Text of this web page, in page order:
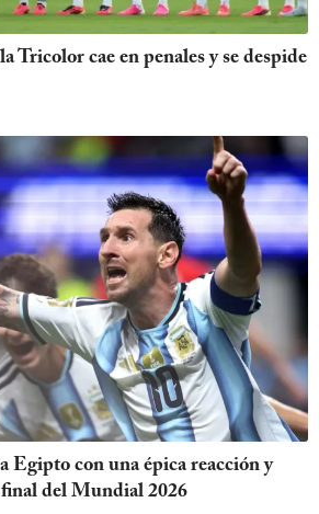
Tricolor cae en penales y se despide
Egipto con una épica reacción y
final del Mundial 2026